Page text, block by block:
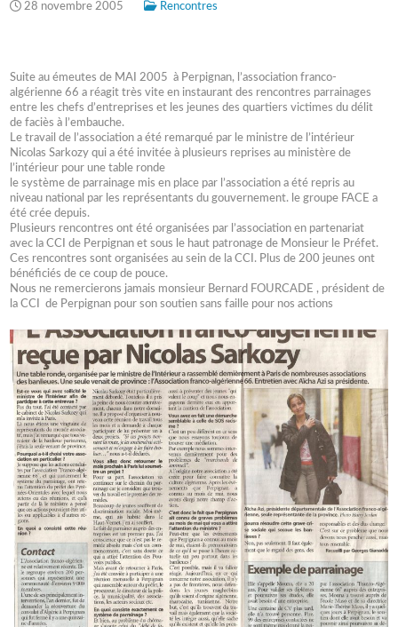
28 novembre 2005 Rencontres
Suite au émeutes de MAI 2005 à Perpignan, l’association franco-
algérienne 66 a réagit très vite en instaurant des rencontres parrainages
entre les chefs d’entreprises et les jeunes des quartiers victimes du délit
de faciès à l’embauche.
Le travail de l’association a été remarqué par le ministre de l’intérieur
Nicolas Sarkozy qui a été invitée à plusieurs reprises au ministère de
l’intérieur pour une table ronde
le système de parrainage mis en place par l’association a été repris au
niveau national par les représentants du gouvernement. le groupe FACE a
été crée depuis.
Plusieurs rencontres ont été organisées par l’association en partenariat
avec la CCI de Perpignan et sous le haut patronage de Monsieur le Préfet.
Ces rencontres sont organisées au sein de la CCI. Plus de 200 jeunes ont
bénéficiés de ce coup de pouce.
Nous ne remercierons jamais monsieur Bernard FOURCADE , président de
la CCI de Perpignan pour son soutien sans faille pour nos actions